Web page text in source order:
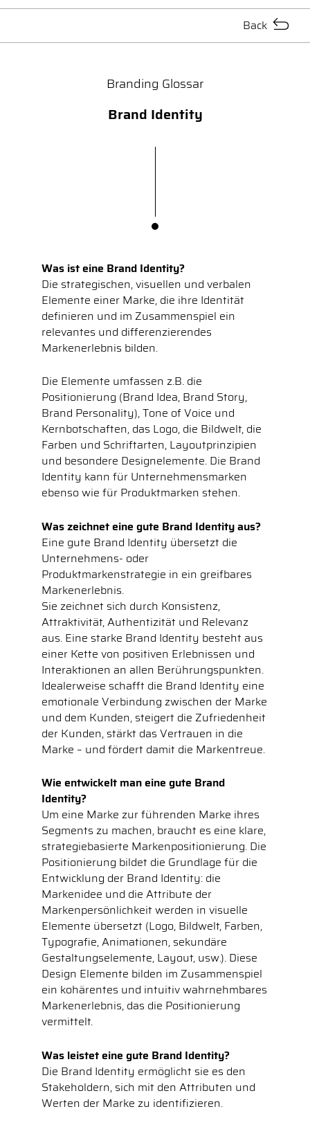
Back
Branding Glossar
Brand Identity
Was ist eine Brand Identity?
Die strategischen, visuellen und verbalen
Elemente einer Marke, die ihre Identität
definieren und im Zusammenspiel ein
relevantes und differenzierendes
Markenerlebnis bilden.
Die Elemente umfassen z.B. die
Positionierung (Brand Idea, Brand Story,
Brand Personality), Tone of Voice und
Kernbotschaften, das Logo, die Bildwelt, die
Farben und Schriftarten, Layoutprinzipien
und besondere Designelemente. Die Brand
Identity kann für Unternehmensmarken
ebenso wie für Produktmarken stehen.
Was zeichnet eine gute Brand Identity aus?
Eine gute Brand Identity übersetzt die
Unternehmens- oder
Produktmarkenstrategie in ein greifbares
Markenerlebnis.
Sie zeichnet sich durch Konsistenz,
Attraktivität, Authentizität und Relevanz
aus. Eine starke Brand Identity besteht aus
einer Kette von positiven Erlebnissen und
Interaktionen an allen Berührungspunkten.
Idealerweise schafft die Brand Identity eine
emotionale Verbindung zwischen der Marke
und dem Kunden, steigert die Zufriedenheit
der Kunden, stärkt das Vertrauen in die
Marke – und fördert damit die Markentreue.
Wie entwickelt man eine gute Brand
Identity?
Um eine Marke zur führenden Marke ihres
Segments zu machen, braucht es eine klare,
strategiebasierte Markenpositionierung. Die
Positionierung bildet die Grundlage für die
Entwicklung der Brand Identity: die
Markenidee und die Attribute der
Markenpersönlichkeit werden in visuelle
Elemente übersetzt (Logo, Bildwelt, Farben,
Typografie, Animationen, sekundäre
Gestaltungselemente, Layout, usw.). Diese
Design Elemente bilden im Zusammenspiel
ein kohärentes und intuitiv wahrnehmbares
Markenerlebnis, das die Positionierung
vermittelt.
Was leistet eine gute Brand Identity?
Die Brand Identity ermöglicht sie es den
Stakeholdern, sich mit den Attributen und
Werten der Marke zu identifizieren.